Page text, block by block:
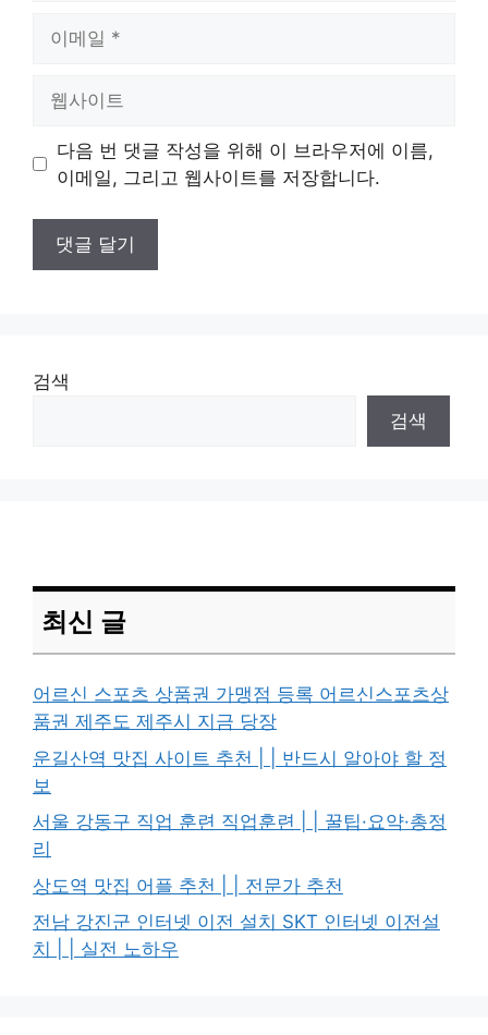
트
다음 번 댓글 작성을 위해 이 브라우저에 이름,
이메일, 그리고 웹사이트를 저장합니다.
검색
검색
최신 글
어르신 스포츠 상품권 가맹점 등록 어르신스포츠상
품권 제주도 제주시 지금 당장
운길산역 맛집 사이트 추천 | | 반드시 알아야 할 정
보
서울 강동구 직업 훈련 직업훈련 | | 꿀팁·요약·총정
리
상도역 맛집 어플 추천 | | 전문가 추천
전남 강진군 인터넷 이전 설치 SKT 인터넷 이전설
치 | | 실전 노하우